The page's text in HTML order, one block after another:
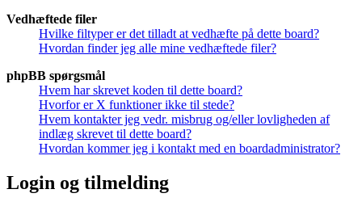
Vedhæftede filer
Hvilke filtyper er det tilladt at vedhæfte på dette board?
Hvordan finder jeg alle mine vedhæftede filer?
phpBB spørgsmål
Hvem har skrevet koden til dette board?
Hvorfor er X funktioner ikke til stede?
Hvem kontakter jeg vedr. misbrug og/eller lovligheden af
indlæg skrevet til dette board?
Hvordan kommer jeg i kontakt med en boardadministrator?
Login og tilmelding